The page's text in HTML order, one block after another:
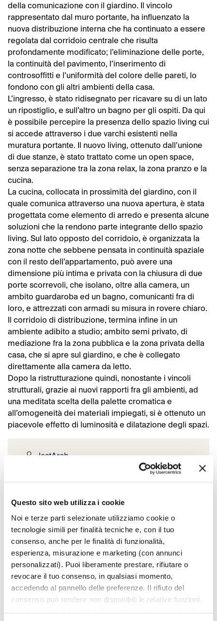
Questo sito web utilizza i cookie
Noi e terze parti selezionate utilizziamo cookie o
tecnologie simili per finalità tecniche e, con il tuo
consenso, anche per le finalità di funzionalità,
esperienza, misurazione e marketing (con annunci
personalizzati). Puoi liberamente prestare, rifiutare o
revocare il tuo consenso, in qualsiasi momento,
accedendo al pannello delle preferenze. Il rifiuto del
consenso può rendere non disponibili le relative funzioni.
della comunicazione con il giardino. Il vincolo
rappresentato dal muro portante, ha influenzato la
nuova distribuzione interna che ha continuato a essere
regolata dal corridoio centrale che risulta
profondamente modificato; l’eliminazione delle porte,
la continuità del pavimento, l’inserimento di
controsoffitti e l’uniformità del colore delle pareti, lo
fondono con gli altri ambienti della casa.
L’ingresso, è stato ridisegnato per ricavare su di un lato
un ripostiglio, e sull’altro un bagno per gli ospiti. Da qui
è possibile percepire la presenza dello spazio living cui
si accede attraverso i due varchi esistenti nella
muratura portante. Il nuovo living, ottenuto dall’unione
di due stanze, è stato trattato come un open space,
senza separazione tra la zona relax, la zona pranzo e la
cucina.
La cucina, collocata in prossimità del giardino, con il
quale comunica attraverso una nuova apertura, è stata
progettata come elemento di arredo e presenta alcune
soluzioni che la rendono parte integrante dello spazio
living. Sul lato opposto del corridoio, è organizzata la
zona notte che sebbene pensata in continuità spaziale
con il resto dell’appartamento, può avere una
dimensione più intima e privata con la chiusura di due
porte scorrevoli, che isolano, oltre alla camera, un
ambito guardaroba ed un bagno, comunicanti fra di
loro, e attrezzati con armadi su misura in rovere chiaro.
Il corridoio di distribuzione, termina infine in un
ambiente adibito a studio; ambito semi privato, di
mediazione fra la zona pubblica e la zona privata della
casa, che si apre sul giardino, e che è collegato
direttamente alla camera da letto.
Dopo la ristrutturazione quindi, nonostante i vincoli
strutturali, grazie ai nuovi rapporti fra gli ambienti, ad
una meditata scelta della palette cromatica e
all’omogeneità dei materiali impiegati, si è ottenuto un
piacevole effetto di luminosità e dilatazione degli spazi.
lastArch